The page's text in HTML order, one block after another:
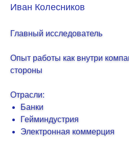
Иван Колесников
Главный исследователь
Опыт работы как внутри
стороны
Отрасли:
Банки
Гейминдустрия
Электронная коммерция